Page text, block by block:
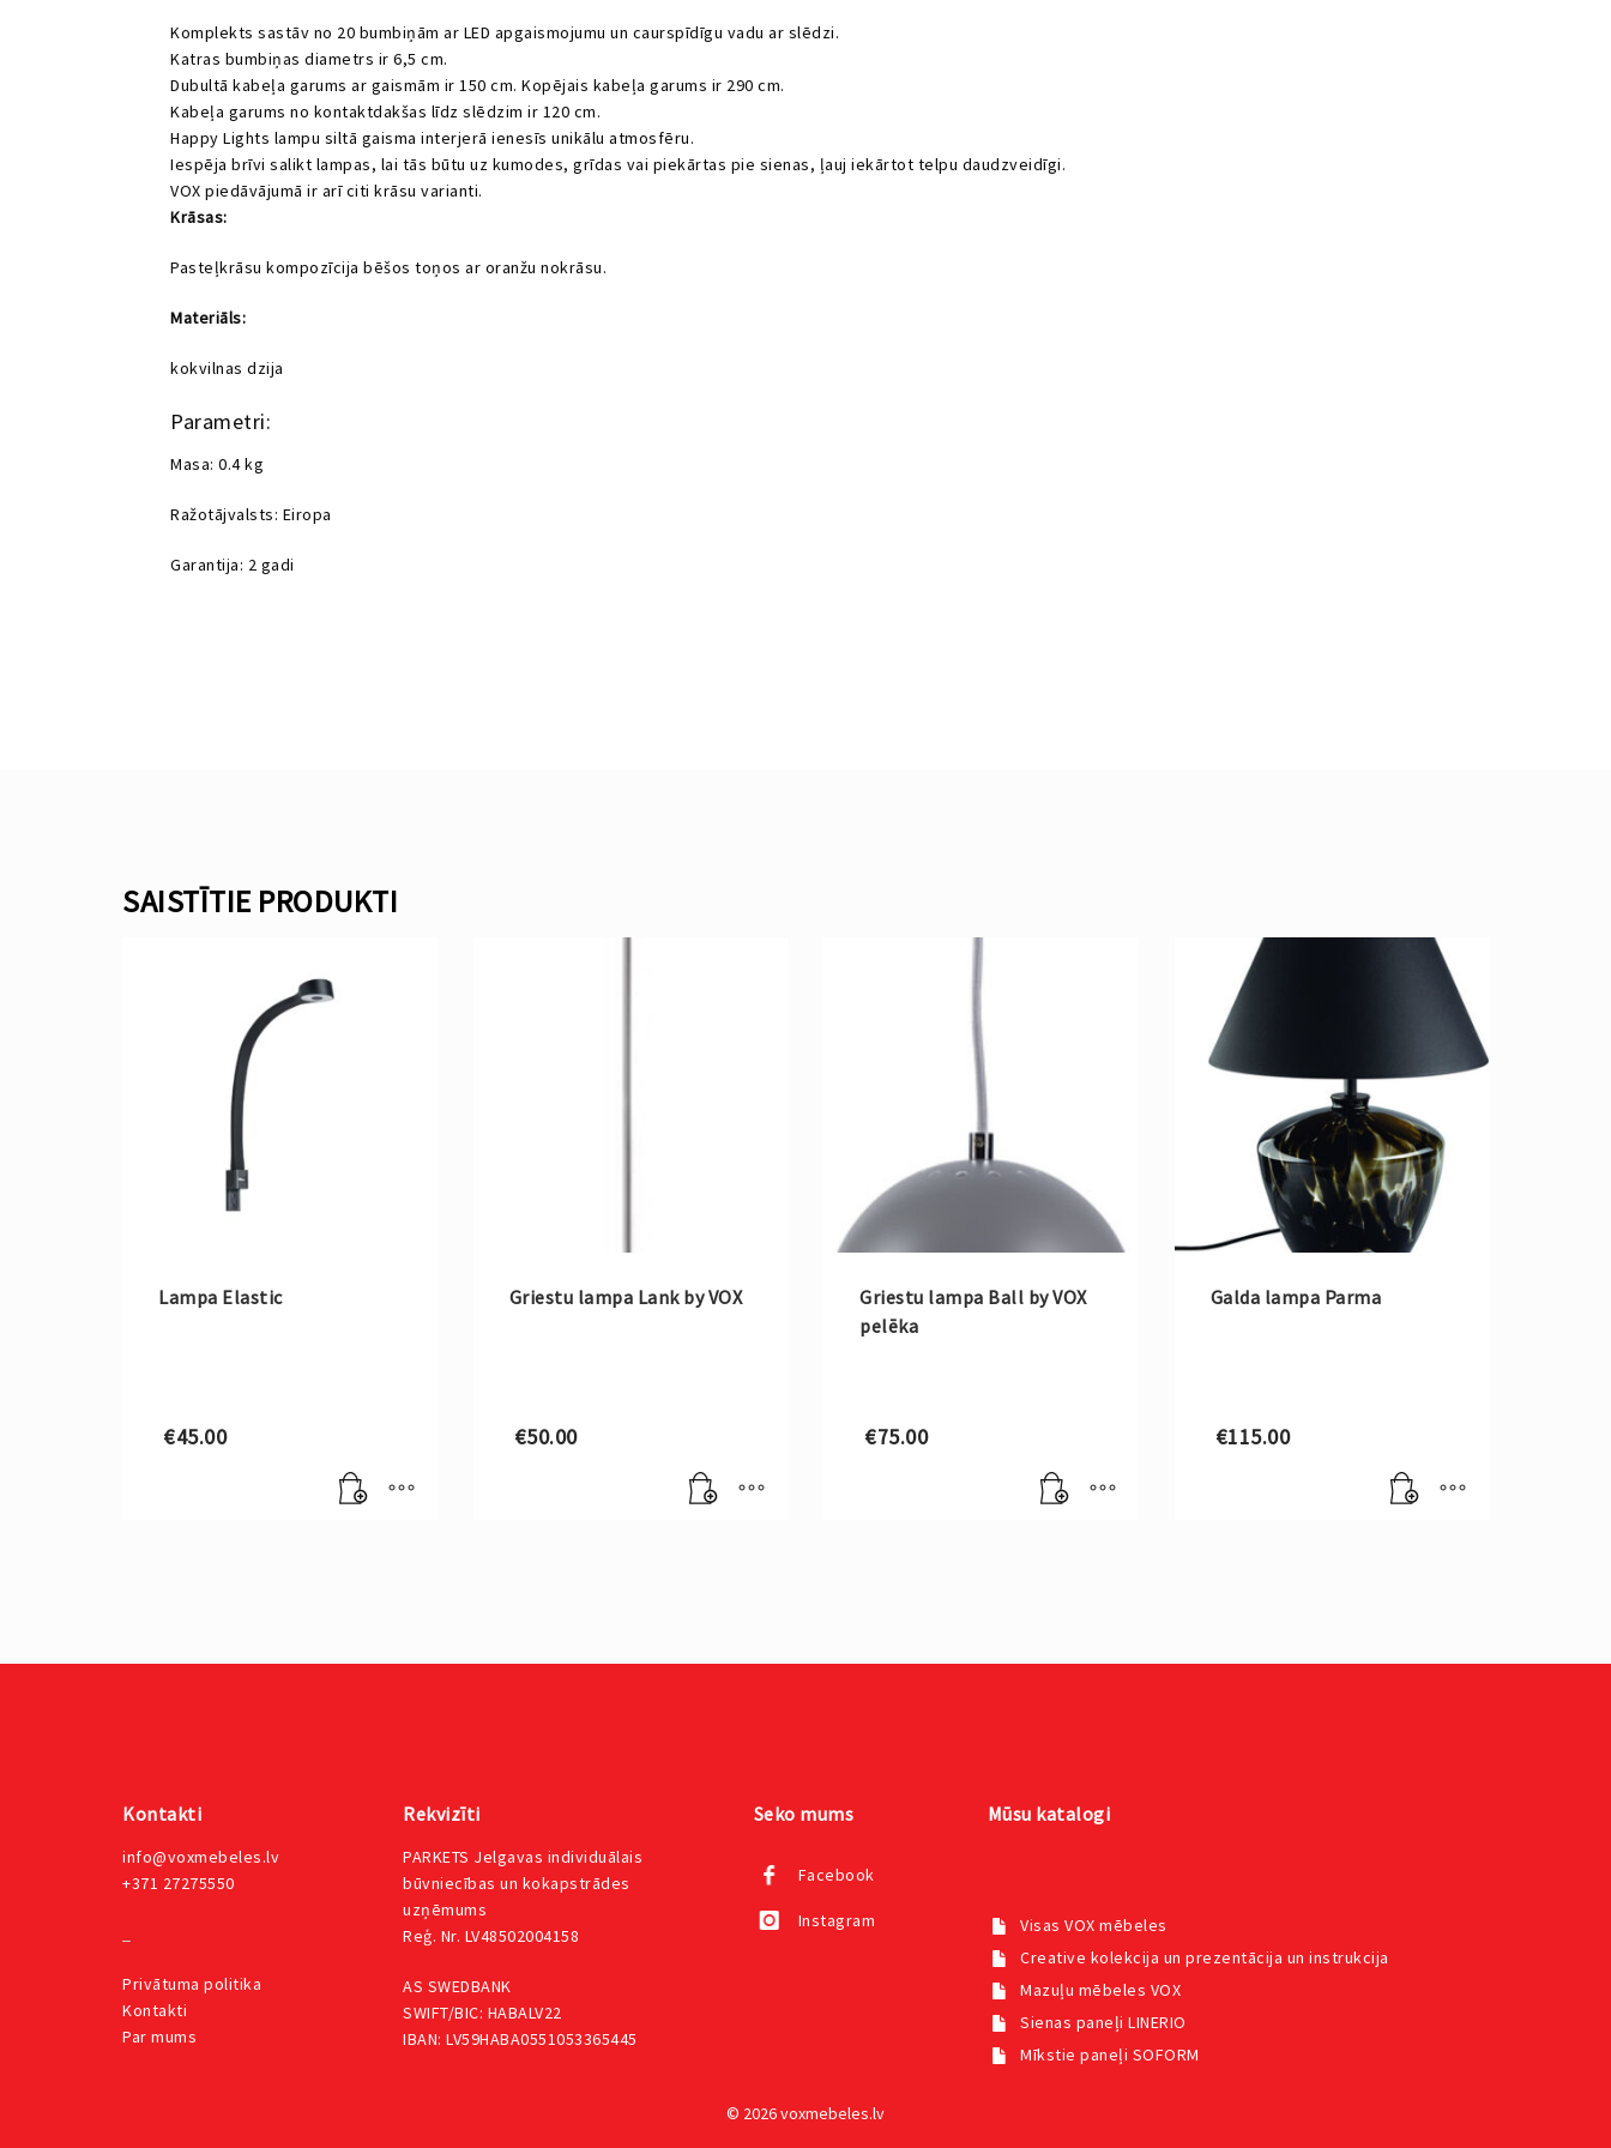
Komplekts sastāv no 20 bumbiņām ar LED apgaismojumu un caurspīdīgu vadu ar slēdzi.
Katras bumbiņas diametrs ir 6,5 cm.
Dubultā kabeļa garums ar gaismām ir 150 cm. Kopējais kabeļa garums ir 290 cm.
Kabeļa garums no kontaktdakšas līdz slēdzim ir 120 cm.
Happy Lights lampu siltā gaisma interjerā ienesīs unikālu atmosfēru.
Iespēja brīvi salikt lampas, lai tās būtu uz kumodes, grīdas vai piekārtas pie sienas, ļauj iekārtot telpu daudzveidīgi.
VOX piedāvājumā ir arī citi krāsu varianti.
Krāsas:
Pasteļkrāsu kompozīcija bēšos toņos ar oranžu nokrāsu.
Materiāls:
kokvilnas dzija
Parametri:
Masa: 0.4 kg
Ražotājvalsts: Eiropa
Garantija: 2 gadi
SAISTĪTIE PRODUKTI
Lampa Elastic
€45.00
Griestu lampa Lank by VOX
€50.00
Griestu lampa Ball by VOX
pelēka
€75.00
Galda lampa Parma
€115.00
Kontakti
info@voxmebeles.lv
+371 27275550
Privātuma politika
Kontakti
Par mums
Rekvizīti
PARKETS Jelgavas individuālais
būvniecības un kokapstrādes
uzņēmums
Reģ. Nr. LV48502004158
AS SWEDBANK
SWIFT/BIC: HABALV22
IBAN: LV59HABA0551053365445
Seko mums
Facebook
Instagram
Mūsu katalogi
Visas VOX mēbeles
Creative kolekcija un prezentācija un instrukcija
Mazuļu mēbeles VOX
Sienas paneļi LINERIO
Mīkstie paneļi SOFORM
© 2026 voxmebeles.lv